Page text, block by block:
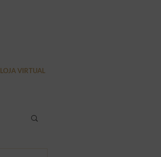
LOJA VIRTUAL